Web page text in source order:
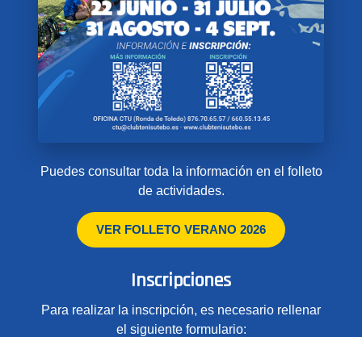
Puedes consultar toda la información en el folleto
de actividades.
VER FOLLETO VERANO 2026
Inscripciones
Para realizar la inscripción, es necesario rellenar
el siguiente formulario: